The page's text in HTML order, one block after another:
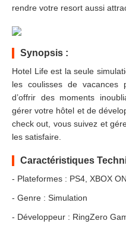
rendre votre resort aussi
Synopsis :
Hotel Life est la seule
les coulisses de vacances
d’offrir des moments
gérer votre hôtel et de
check out, vous suivez et
les satisfaire.
Caractéristiques
- Plateformes : PS4, XBOX
- Genre : Simulation
- Développeur : RingZero